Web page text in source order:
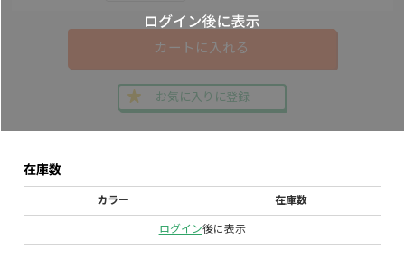
カートに入れる
お気に入りに登録
在庫数
カラー 在庫数
ログイン後に表示